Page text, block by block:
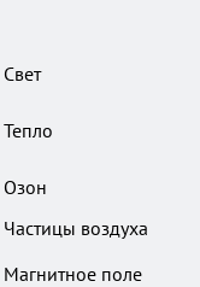
Свет
Тепло
Озон
Частицы воздуха
Магнитное поле